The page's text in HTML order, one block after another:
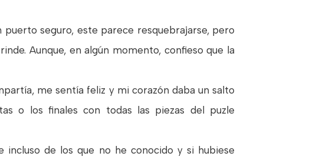
seguro, este parece resquebrajarse, pero
Aunque, en algún momento, confieso que la
me sentía feliz y mi corazón daba un salto
o los finales con todas las piezas del puzle
de los que no he conocido y si hubiese